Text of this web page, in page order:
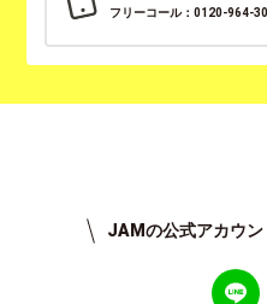
フリーコール：0120-964-
JAMの公式アカウン